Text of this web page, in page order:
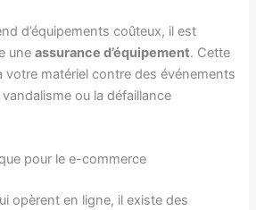
d’équipements coûteux, il est
uneassurance d’équipement. Cette
votre matériel contre des événements
ou la défaillance
pour le e-commerce
opèrent en ligne, il existe des